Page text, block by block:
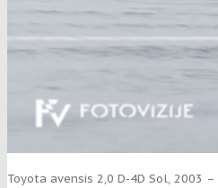
Toyota avensis 2,0 D-4D Sol, 2003